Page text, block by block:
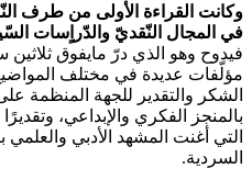
وكانت القراءة الأولى من طرف
في المجال النّقديّ والدّراٍسات
فيدوح وهو الذي درّ مايفوق
مؤلّفات عديدة في مختلف
الشكر والتقدير للجهة المنظمة
بالمنجز الفكري والإبداعي،
التي أغنت المشهد الأدبي
السردية.